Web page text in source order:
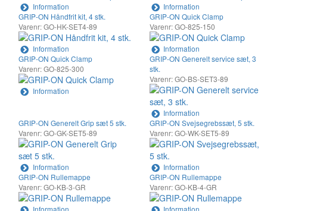
Information
Information
GRIP-ON Håndfrit kit, 4 stk.
Varenr: GO-HK-SET4-89
Information
GRIP-ON Quick Clamp
Varenr: GO-825-150
Information
GRIP-ON Quick Clamp
Varenr: GO-825-300
Information
GRIP-ON Generelt service sæt, 3
stk.
Varenr: GO-BS-SET3-89
Information
GRIP-ON Generelt Grip sæt 5 stk.
Varenr: GO-GK-SET5-89
Information
GRIP-ON Svejsegrebssæt, 5 stk.
Varenr: GO-WK-SET5-89
Information
GRIP-ON Rullemappe
Varenr: GO-KB-3-GR
Information
GRIP-ON Rullemappe
Varenr: GO-KB-4-GR
Information